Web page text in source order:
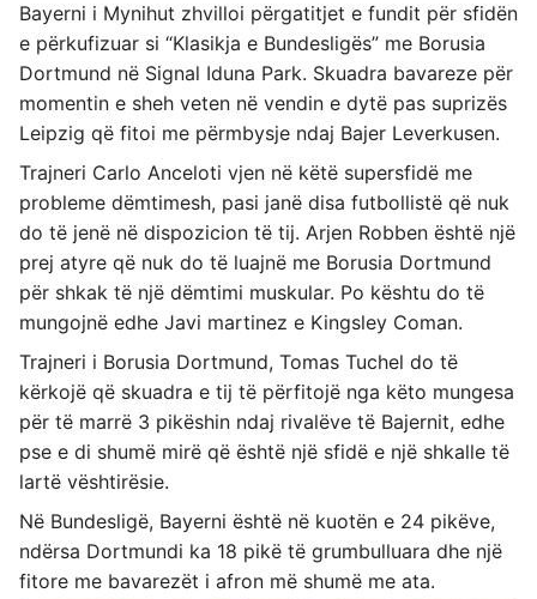
Bayerni i Mynihut zhvilloi përgatitjet e fundit për sfidën
e përkufizuar si “Klasikja e Bundesligës” me Borusia
Dortmund në Signal Iduna Park. Skuadra bavareze për
momentin e sheh veten në vendin e dytë pas suprizës
Leipzig që fitoi me përmbysje ndaj Bajer Leverkusen.
Trajneri Carlo Anceloti vjen në këtë supersfidë me
probleme dëmtimesh, pasi janë disa futbollistë që nuk
do të jenë në dispozicion të tij. Arjen Robben është një
prej atyre që nuk do të luajnë me Borusia Dortmund
për shkak të një dëmtimi muskular. Po kështu do të
mungojnë edhe Javi martinez e Kingsley Coman.
Trajneri i Borusia Dortmund, Tomas Tuchel do të
kërkojë që skuadra e tij të përfitojë nga këto mungesa
për të marrë 3 pikëshin ndaj rivalëve të Bajernit, edhe
pse e di shumë mirë që është një sfidë e një shkalle të
lartë vështirësie.
Në Bundesligë, Bayerni është në kuotën e 24 pikëve,
ndërsa Dortmundi ka 18 pikë të grumbulluara dhe një
fitore me bavarezët i afron më shumë me ata.